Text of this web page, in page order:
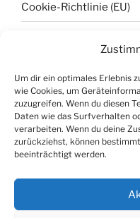
Um dir ein optimales Erlebnis
wie Cookies, um
zuzugreifen. Wenn du diesen
Daten wie das Surfverhalten
verarbeiten. Wenn du deine
zurückziehst, können
beeinträchtigt werden.
Cookie-Richtlinie (EU)
Anmelden
Eintrags-Feed
Kommentar-Feed
WordPress.org